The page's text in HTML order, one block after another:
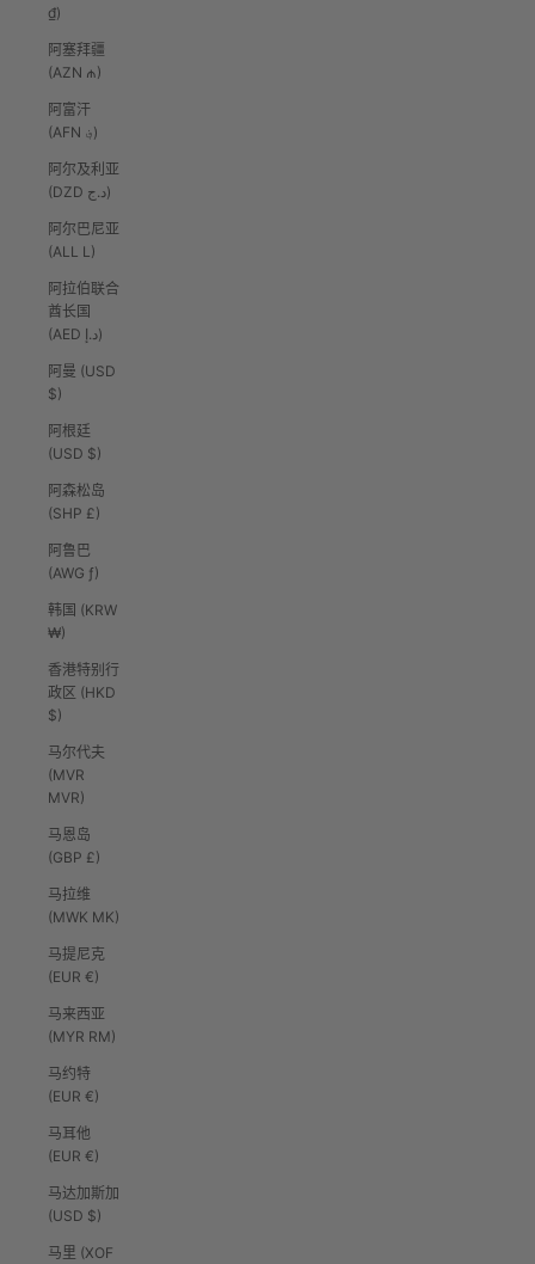
₫)
阿塞拜疆
(AZN ₼)
阿富汗
(AFN ؋)
阿尔及利亚
(DZD د.ج)
阿尔巴尼亚
(ALL L)
阿拉伯联合
酋长国
(AED د.إ)
阿曼 (USD
$)
阿根廷
(USD $)
阿森松岛
(SHP £)
阿鲁巴
(AWG ƒ)
韩国 (KRW
₩)
香港特别行
政区 (HKD
$)
马尔代夫
(MVR
MVR)
马恩岛
(GBP £)
马拉维
(MWK MK)
马提尼克
(EUR €)
马来西亚
(MYR RM)
马约特
(EUR €)
马耳他
(EUR €)
马达加斯加
(USD $)
马里 (XOF